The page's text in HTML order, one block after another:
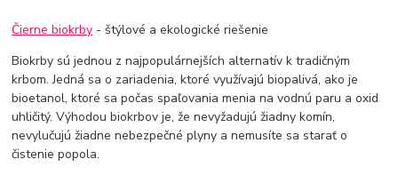
Čierne biokrby - štýlové a ekologické riešenie
Biokrby sú jednou z najpopulárnejších alternatív k tradičným
krbom. Jedná sa o zariadenia, ktoré využívajú biopalivá, ako je
bioetanol, ktoré sa počas spaľovania menia na vodnú paru a oxid
uhličitý. Výhodou biokrbov je, že nevyžadujú žiadny komín,
nevylučujú žiadne nebezpečné plyny a nemusíte sa starať o
čistenie popola.